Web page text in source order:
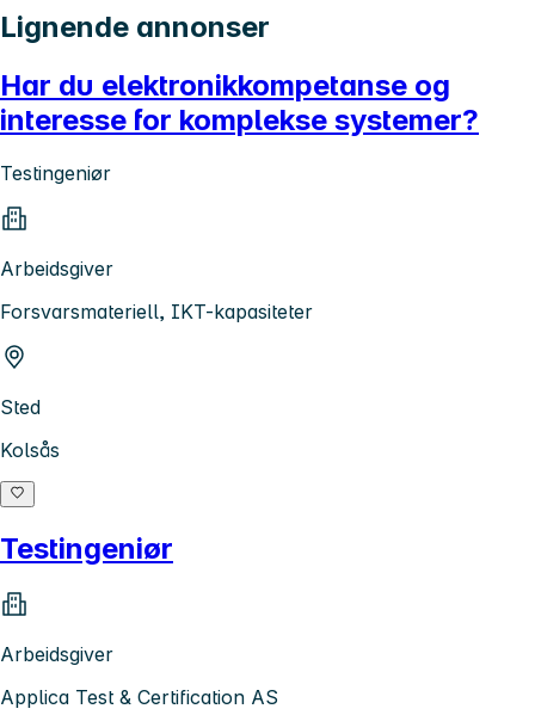
Lignende annonser
Har du elektronikkompetanse og
interesse for komplekse systemer?
Testingeniør
Arbeidsgiver
Forsvarsmateriell, IKT-kapasiteter
Sted
Kolsås
Testingeniør
Arbeidsgiver
Applica Test & Certification AS